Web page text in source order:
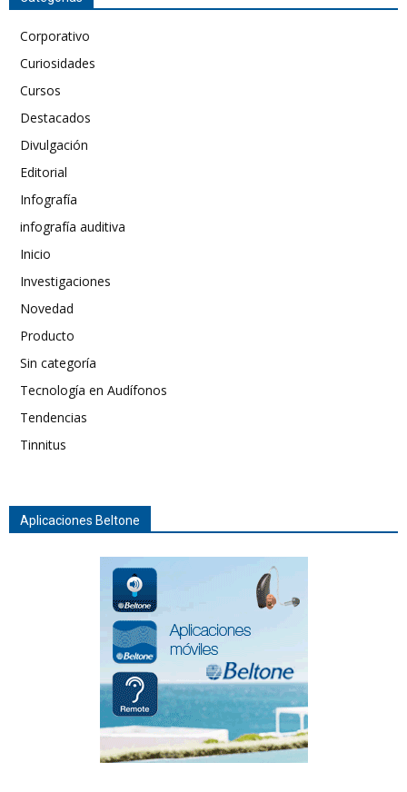
Corporativo
Curiosidades
Cursos
Destacados
Divulgación
Editorial
Infografía
infografía auditiva
Inicio
Investigaciones
Novedad
Producto
Sin categoría
Tecnología en Audífonos
Tendencias
Tinnitus
Aplicaciones Beltone